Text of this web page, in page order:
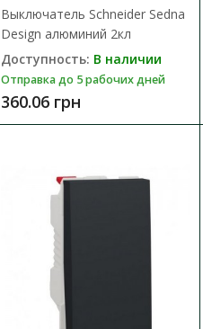
Выключатель Schneider Sedna
Design алюминий 2кл
Доступность: В наличии
Отправка до 5 рабочих дней
360.06 грн